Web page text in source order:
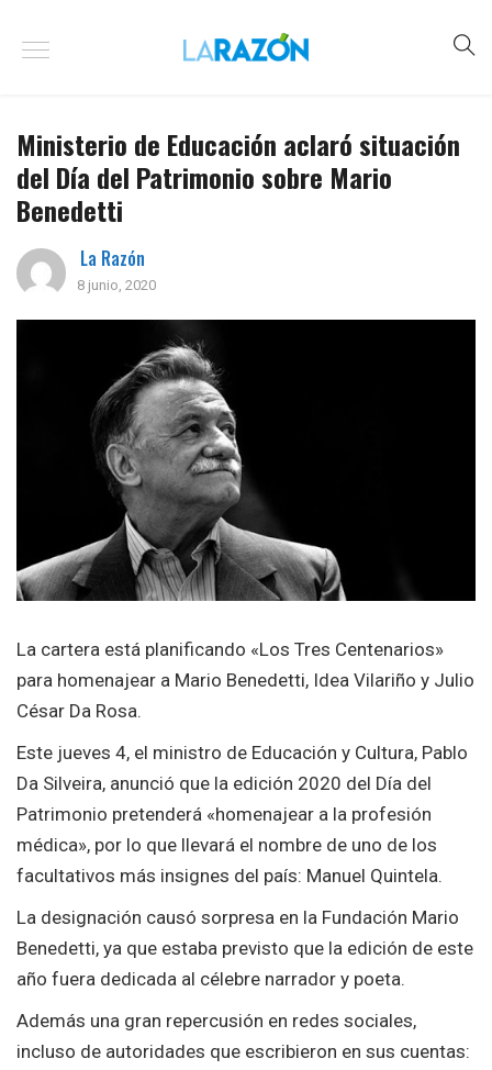
Ministerio de Educación aclaró situación
del Día del Patrimonio sobre Mario
Benedetti
La Razón
8 junio, 2020
La cartera está planificando «Los Tres Centenarios»
para homenajear a Mario Benedetti, Idea Vilariño y Julio
César Da Rosa.
Este jueves 4, el ministro de Educación y Cultura, Pablo
Da Silveira, anunció que la edición 2020 del Día del
Patrimonio pretenderá «homenajear a la profesión
médica», por lo que llevará el nombre de uno de los
facultativos más insignes del país: Manuel Quintela.
La designación causó sorpresa en la Fundación Mario
Benedetti, ya que estaba previsto que la edición de este
año fuera dedicada al célebre narrador y poeta.
Además una gran repercusión en redes sociales,
incluso de autoridades que escribieron en sus cuentas: